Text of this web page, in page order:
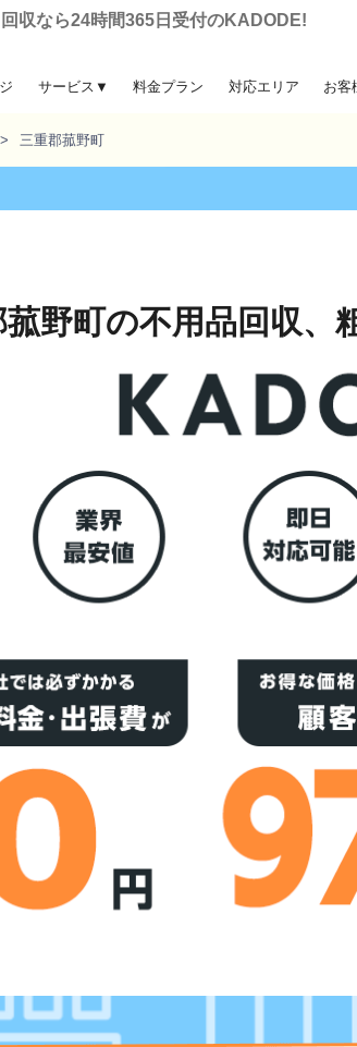
収なら24時間365日受付のKADODE!
サービス▼
料金プラン 対応エリア お客
三重郡菰野町
野町の不用品回収、